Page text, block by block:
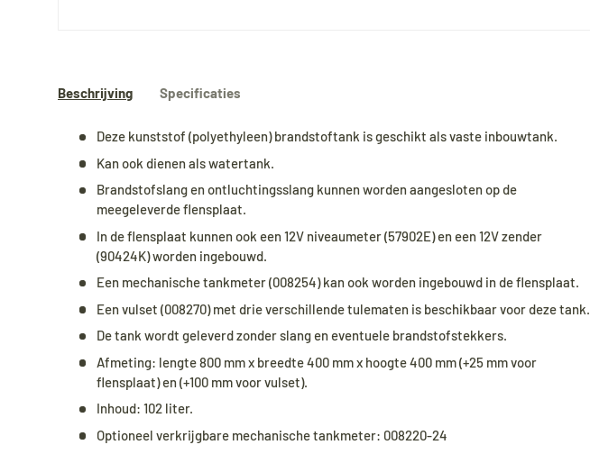
Beschrijving Specificaties
Deze kunststof (polyethyleen) brandstoftank is geschikt als vaste inbouwtank.
Kan ook dienen als watertank.
Brandstofslang en ontluchtingsslang kunnen worden aangesloten op de
meegeleverde flensplaat.
In de flensplaat kunnen ook een 12V niveaumeter (57902E) en een 12V zender
(90424K) worden ingebouwd.
Een mechanische tankmeter (008254) kan ook worden ingebouwd in de flensplaat.
Een vulset (008270) met drie verschillende tulematen is beschikbaar voor deze tank.
De tank wordt geleverd zonder slang en eventuele brandstofstekkers.
Afmeting: lengte 800 mm x breedte 400 mm x hoogte 400 mm (+25 mm voor
flensplaat) en (+100 mm voor vulset).
Inhoud: 102 liter.
Optioneel verkrijgbare mechanische tankmeter: 008220-24